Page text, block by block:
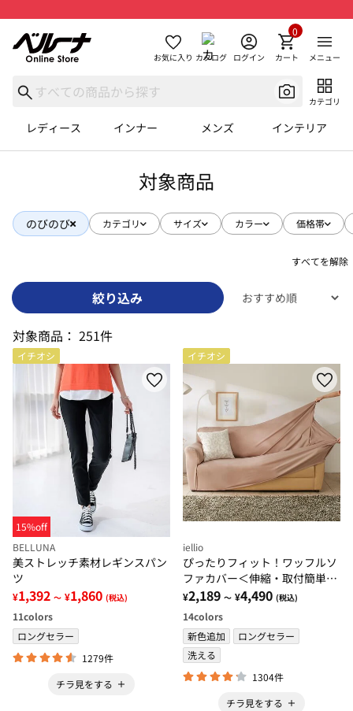
お気に入り カタログ ログイン カート
0
メニュー
カテゴリ
レディース インナー メンズ インテリア
対象商品
のびのび カテゴリ サイズ カラー 価格帯
すべてを解除
絞り込み
対象商品： 251件
イチオシ
15%off
BELLUNA
美ストレッチ素材レギンスパン
ツ
¥1,392 ～ ¥1,860 (税込)
11colors
ロングセラー
1279件
チラ見をする
イチオシ
iellio
ぴったりフィット！ワッフルソ
ファカバー＜伸縮・取付簡単・
洗える・ソファーカバー・１人
掛・２人掛・３人掛＞
¥2,189 ～ ¥4,490 (税込)
14colors
新色追加
ロングセラー
洗える
1304件
チラ見をする